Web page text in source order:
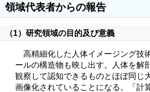
領域代表者からの報告
（1）研究領域の目的及び意義
高精細化した人体イメージング技
ールの構造物も映し出す。人体を解
観察して認知できるものとほぼ同じ
画像化されていることになる。「計